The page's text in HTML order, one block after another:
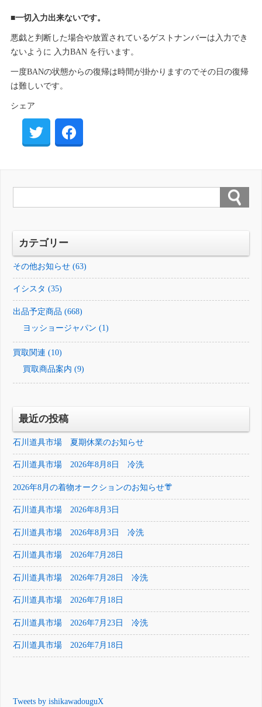
■一切入力出来ないです。
悪戯と判断した場合や放置されているゲストナンバーは入力でき
ないように 入力BAN を行います。
一度BANの状態からの復帰は時間が掛かりますのでその日の復帰
は難しいです。
シェア
カテゴリー
その他お知らせ (63)
イシスタ (35)
出品予定商品 (668)
ヨッショージャパン (1)
買取関連 (10)
買取商品案内 (9)
最近の投稿
石川道具市場 夏期休業のお知らせ
石川道具市場 2026年8月8日 冷洗
2026年8月の着物オークションのお知らせ👘
石川道具市場 2026年8月3日
石川道具市場 2026年8月3日 冷洗
石川道具市場 2026年7月28日
石川道具市場 2026年7月28日 冷洗
石川道具市場 2026年7月18日
石川道具市場 2026年7月23日 冷洗
石川道具市場 2026年7月18日
Tweets by ishikawadouguX